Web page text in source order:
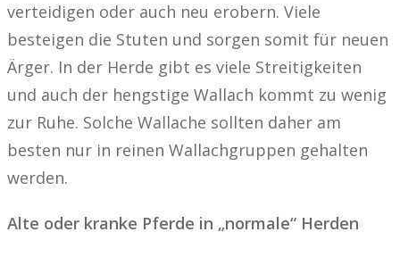
verteidigen oder auch neu erobern. Viele
besteigen die Stuten und sorgen somit für neuen
Ärger. In der Herde gibt es viele Streitigkeiten
und auch der hengstige Wallach kommt zu wenig
zur Ruhe. Solche Wallache sollten daher am
besten nur in reinen Wallachgruppen gehalten
werden.
Alte oder kranke Pferde in „normale“ Herden